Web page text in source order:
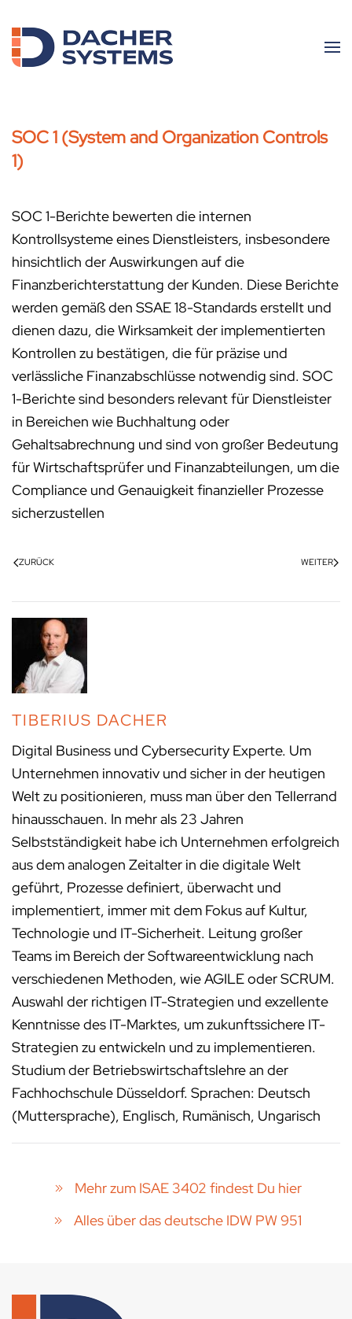
Skip to main content
SOC 1 (System and Organization Controls
1)
SOC 1-Berichte bewerten die internen
Kontrollsysteme eines Dienstleisters, insbesondere
hinsichtlich der Auswirkungen auf die
Finanzberichterstattung der Kunden. Diese Berichte
werden gemäß den SSAE 18-Standards erstellt und
dienen dazu, die Wirksamkeit der implementierten
Kontrollen zu bestätigen, die für präzise und
verlässliche Finanzabschlüsse notwendig sind. SOC
1-Berichte sind besonders relevant für Dienstleister
in Bereichen wie Buchhaltung oder
Gehaltsabrechnung und sind von großer Bedeutung
für Wirtschaftsprüfer und Finanzabteilungen, um die
Compliance und Genauigkeit finanzieller Prozesse
sicherzustellen
ZURÜCK WEITER
TIBERIUS DACHER
Digital Business und Cybersecurity Experte. Um
Unternehmen innovativ und sicher in der heutigen
Welt zu positionieren, muss man über den Tellerrand
hinausschauen. In mehr als 23 Jahren
Selbstständigkeit habe ich Unternehmen erfolgreich
aus dem analogen Zeitalter in die digitale Welt
geführt, Prozesse definiert, überwacht und
implementiert, immer mit dem Fokus auf Kultur,
Technologie und IT-Sicherheit. Leitung großer
Teams im Bereich der Softwareentwicklung nach
verschiedenen Methoden, wie AGILE oder SCRUM.
Auswahl der richtigen IT-Strategien und exzellente
Kenntnisse des IT-Marktes, um zukunftssichere IT-
Strategien zu entwickeln und zu implementieren.
Studium der Betriebswirtschaftslehre an der
Fachhochschule Düsseldorf. Sprachen: Deutsch
(Muttersprache), Englisch, Rumänisch, Ungarisch
Mehr zum ISAE 3402 findest Du hier
Alles über das deutsche IDW PW 951